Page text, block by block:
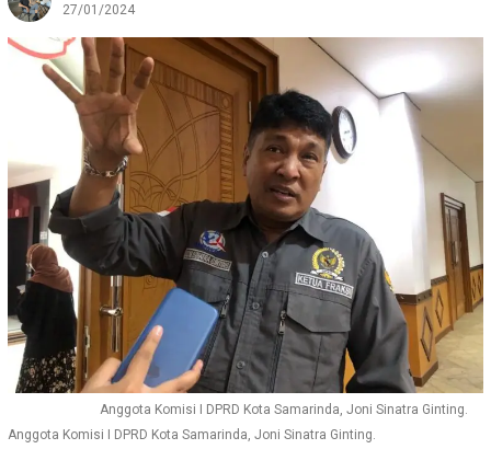
27/01/2024
Anggota Komisi I DPRD Kota Samarinda, Joni Sinatra Ginting.
Anggota Komisi I DPRD Kota Samarinda, Joni Sinatra Ginting.